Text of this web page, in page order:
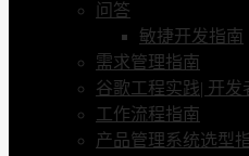
问答
敏捷开发指南
需求管理指南
谷歌工程实践| 开发
工作流程指南
产品管理系统选型